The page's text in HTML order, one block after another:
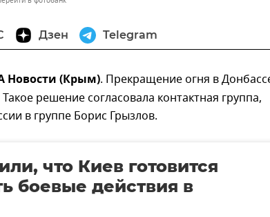
Дзен Telegram
Новости (Крым). Прекращение огня в
Такое решение согласовала контактная группа,
в группе Борис Грызлов.
что Киев готовится
боевые действия в